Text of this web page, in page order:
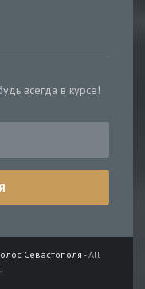
всегда в курсе!
Севастополя - All